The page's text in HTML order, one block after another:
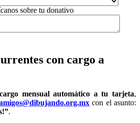
sobre tu donativo
con cargo a
mensual automático a tu tarjeta,
con el asunto:
.